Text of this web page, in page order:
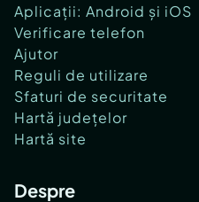
Aplicații: Android și iOS
Verificare telefon
Ajutor
Reguli de utilizare
Sfaturi de securitate
Hartă județelor
Hartă site
Despre